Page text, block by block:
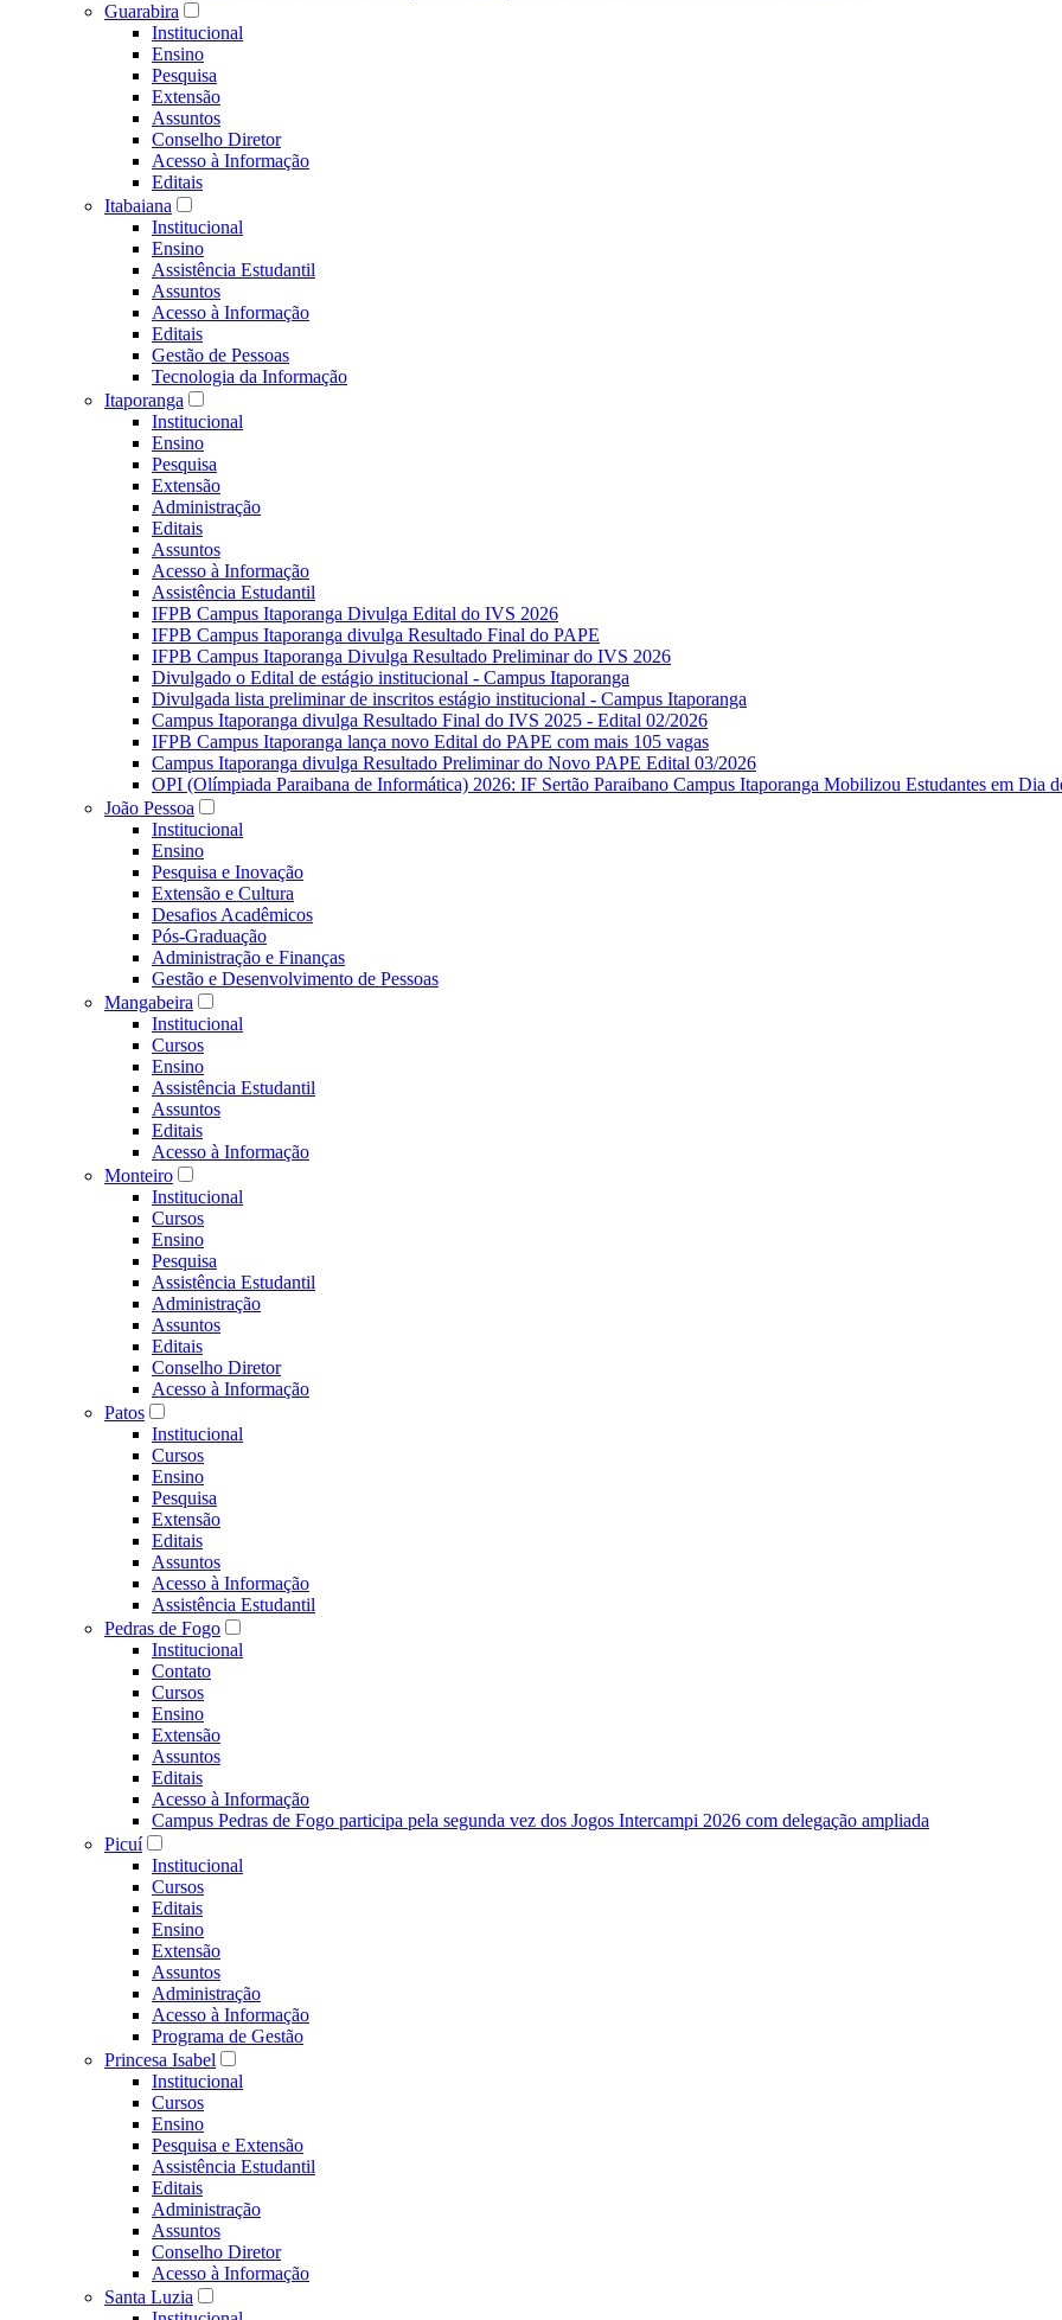
Guarabira
Institucional
Ensino
Pesquisa
Extensão
Assuntos
Conselho Diretor
Acesso à Informação
Editais
Itabaiana
Institucional
Ensino
Assistência Estudantil
Assuntos
Acesso à Informação
Editais
Gestão de Pessoas
Tecnologia da Informação
Itaporanga
Institucional
Ensino
Pesquisa
Extensão
Administração
Editais
Assuntos
Acesso à Informação
Assistência Estudantil
IFPB Campus Itaporanga Divulga Edital do IVS 2026
IFPB Campus Itaporanga divulga Resultado Final do PAPE
IFPB Campus Itaporanga Divulga Resultado Preliminar do IVS 2026
Divulgado o Edital de estágio institucional - Campus Itaporanga
Divulgada lista preliminar de inscritos estágio institucional - Campus Itaporanga
Campus Itaporanga divulga Resultado Final do IVS 2025 - Edital 02/2026
IFPB Campus Itaporanga lança novo Edital do PAPE com mais 105 vagas
Campus Itaporanga divulga Resultado Preliminar do Novo PAPE Edital 03/2026
OPI (Olímpiada Paraibana de Informática) 2026: IF Sertão Paraibano Campus Itaporanga Mobilizou Estudantes em Dia
João Pessoa
Institucional
Ensino
Pesquisa e Inovação
Extensão e Cultura
Desafios Acadêmicos
Pós-Graduação
Administração e Finanças
Gestão e Desenvolvimento de Pessoas
Mangabeira
Institucional
Cursos
Ensino
Assistência Estudantil
Assuntos
Editais
Acesso à Informação
Monteiro
Institucional
Cursos
Ensino
Pesquisa
Assistência Estudantil
Administração
Assuntos
Editais
Conselho Diretor
Acesso à Informação
Patos
Institucional
Cursos
Ensino
Pesquisa
Extensão
Editais
Assuntos
Acesso à Informação
Assistência Estudantil
Pedras de Fogo
Institucional
Contato
Cursos
Ensino
Extensão
Assuntos
Editais
Acesso à Informação
Campus Pedras de Fogo participa pela segunda vez dos Jogos Intercampi 2026 com delegação ampliada
Picuí
Institucional
Cursos
Editais
Ensino
Extensão
Assuntos
Administração
Acesso à Informação
Programa de Gestão
Princesa Isabel
Institucional
Cursos
Ensino
Pesquisa e Extensão
Assistência Estudantil
Editais
Administração
Assuntos
Conselho Diretor
Acesso à Informação
Santa Luzia